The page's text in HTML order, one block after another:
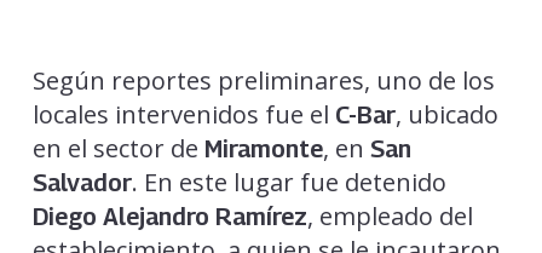
Según reportes preliminares, uno de los
locales intervenidos fue el C-Bar, ubicado
en el sector de Miramonte, en San
Salvador. En este lugar fue detenido
Diego Alejandro Ramírez, empleado del